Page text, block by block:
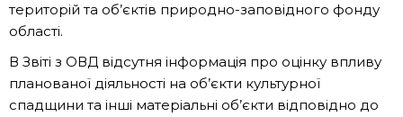
територій та об’єктів природно-заповідного фонду
області.
В Звіті з ОВД відсутня інформація про оцінку впливу
планованої діяльності на об’єкти культурної
спадщини та інші матеріальні об’єкти відповідно до